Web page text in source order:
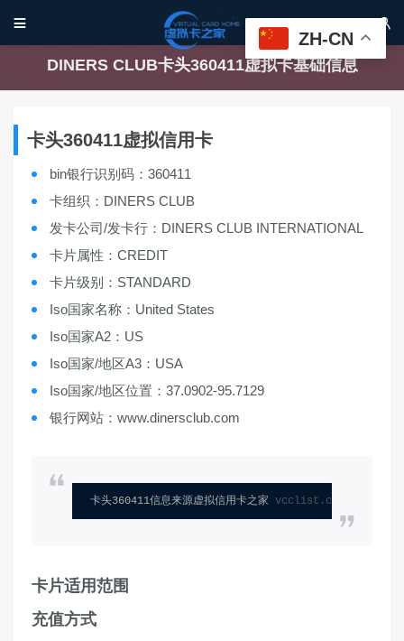
 
DINERS CLUB卡头360411虚拟卡基础信息
卡头360411虚拟信用卡
bin银行识别码：360411
卡组织：DINERS CLUB
发卡公司/发卡行：DINERS CLUB INTERNATIONAL
卡片属性：CREDIT
卡片级别：STANDARD
Iso国家名称：United States
Iso国家A2：US
Iso国家/地区A3：USA
Iso国家/地区位置：37.0902-95.7129
银行网站：www.dinersclub.com
卡头360411信息来源虚拟信用卡之家 vcclist.com
卡片适用范围
充值方式
ZH-CN